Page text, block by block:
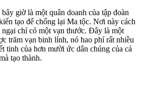
giờ là một quân doanh của tập đoàn
tạo để chống lại Ma tộc. Nơi này cách
chỉ có một vạn thước. Đây là một
trăm vạn binh lính, nó hao phí rất nhiều
tinh của hơn mười ức dân chúng của cả
tạo thành.